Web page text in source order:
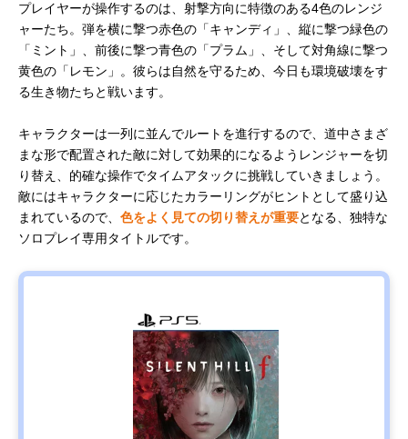
プレイヤーが操作するのは、射撃方向に特徴のある4色のレンジ
ャーたち。弾を横に撃つ赤色の「キャンディ」、縦に撃つ緑色の
「ミント」、前後に撃つ青色の「プラム」、そして対角線に撃つ
黄色の「レモン」。彼らは自然を守るため、今日も環境破壊をす
る生き物たちと戦います。
キャラクターは一列に並んでルートを進行するので、道中さまざ
まな形で配置された敵に対して効果的になるようレンジャーを切
り替え、的確な操作でタイムアタックに挑戦していきましょう。
敵にはキャラクターに応じたカラーリングがヒントとして盛り込
まれているので、 色をよく見ての切り替えが重要となる、独特な
ソロプレイ専用タイトルです。